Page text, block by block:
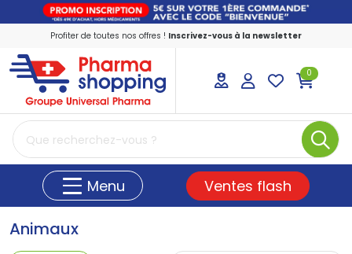
Profiter de toutes nos offres ! Inscrivez-vous à la newsletter
PharmaShopping Votre pharmacie en
0
Menu Ventes flash
Animaux